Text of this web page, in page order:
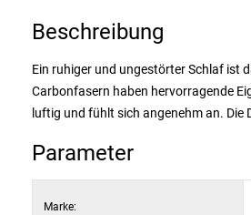
Beschreibung
Ein ruhiger und ungestörter Schlaf ist
Carbonfasern haben hervorragende
luftig und fühlt sich angenehm an.
Parameter
Marke: